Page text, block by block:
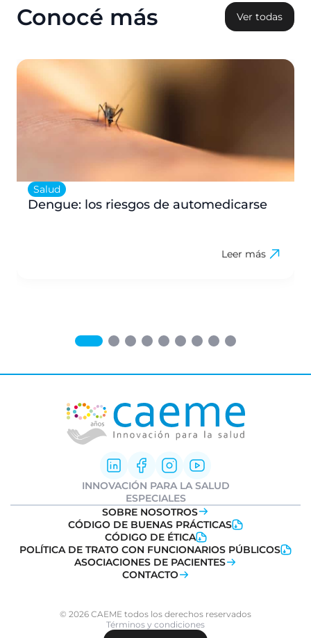
Conocé más Ver todas
Salud
Dengue: los riesgos de automedicarse
Leer más
INNOVACIÓN PARA LA SALUD
Innovación Farmacéutica
I+D clínica
Sociedad y Medicamentos
Transformación Digital
Salud
Farmacovigilancia
ESPECIALES
Informe Weber
Ideatón Salud
InnovationDay
SOBRE NOSOTROS
CÓDIGO DE BUENAS PRÁCTICAS
CÓDIGO DE ÉTICA
POLÍTICA DE TRATO CON FUNCIONARIOS PÚBLICOS
ASOCIACIONES DE PACIENTES
CONTACTO
© 2026 CAEME todos los derechos reservados
Términos y condiciones